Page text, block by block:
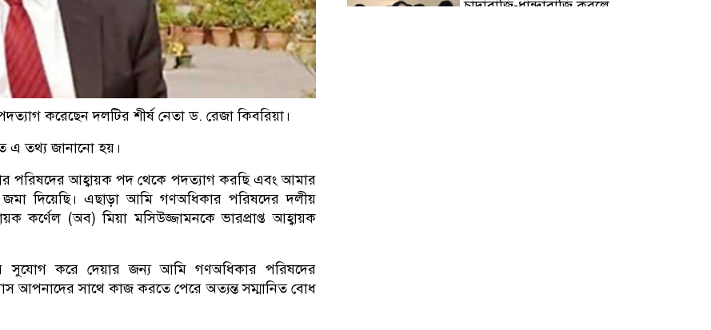
করেছেন দলটির শীর্ষ নেতা ড. রেজা কিবরিয়া।
এ তথ্য জানানো হয়।
পরিষদের আহ্বায়ক পদ থেকে পদত্যাগ করছি এবং আমার
জমা দিয়েছি। এছাড়া আমি গণঅধিকার পরিষদের দলীয়
কর্ণেল (অব) মিয়া মসিউজ্জামনকে ভারপ্রাপ্ত আহ্বায়ক
সুযোগ করে দেয়ার জন্য আমি গণঅধিকার পরিষদের
আপনাদের সাথে কাজ করতে পেরে অত্যন্ত সম্মানিত বোধ
চাঁদাবাজি-ধান্দাবাজি করলে